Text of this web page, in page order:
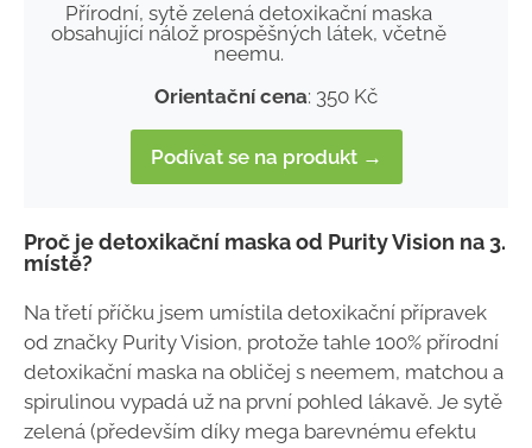
Přírodní, sytě zelená detoxikační maska
obsahující nálož prospěšných látek, včetně
neemu.
Orientační cena: 350 Kč
Podívat se na produkt →
Proč je detoxikační maska od Purity Vision na 3.
místě?
Na třetí příčku jsem umístila detoxikační přípravek
od značky Purity Vision, protože tahle 100% přírodní
detoxikační maska na obličej s neemem, matchou a
spirulinou vypadá už na první pohled lákavě. Je sytě
zelená (především díky mega barevnému efektu